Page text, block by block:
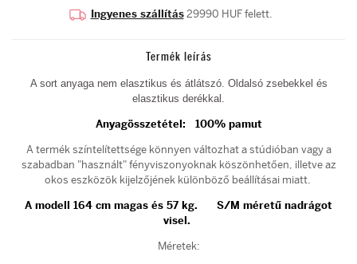
Ingyenes szállítás29990 HUF felett.
Termék leírás
A sort anyaga nem elasztikus és átlátszó. Oldalsó zsebekkel és
elasztikus derékkal.
Anyagösszetétel: 100% pamut
A termék színtelítettsége könnyen változhat a stúdióban vagy a
szabadban "használt" fényviszonyoknak köszönhetően, illetve az
okos eszközök kijelzőjének különböző beállításai miatt.
A modell 164 cm magas és 57 kg. S/M méretű nadrágot
visel.
Méretek: